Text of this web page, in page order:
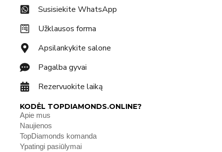
Susisiekite WhatsApp
Užklausos forma
Apsilankykite salone
Pagalba gyvai
Rezervuokite laiką
KODĖL TOPDIAMONDS.ONLINE?
Apie mus
Naujienos
TopDiamonds komanda
Ypatingi pasiūlymai